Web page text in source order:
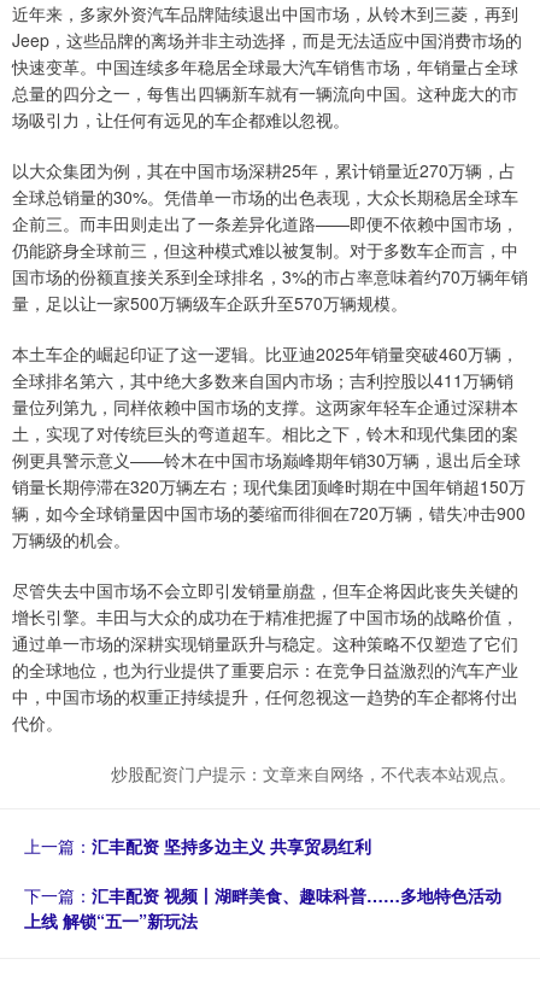
近年来，多家外资汽车品牌陆续退出中国市场，从铃木到三菱，再到
Jeep，这些品牌的离场并非主动选择，而是无法适应中国消费市场的
快速变革。中国连续多年稳居全球最大汽车销售市场，年销量占全球
总量的四分之一，每售出四辆新车就有一辆流向中国。这种庞大的市
场吸引力，让任何有远见的车企都难以忽视。
以大众集团为例，其在中国市场深耕25年，累计销量近270万辆，占
全球总销量的30%。凭借单一市场的出色表现，大众长期稳居全球车
企前三。而丰田则走出了一条差异化道路——即便不依赖中国市场，
仍能跻身全球前三，但这种模式难以被复制。对于多数车企而言，中
国市场的份额直接关系到全球排名，3%的市占率意味着约70万辆年销
量，足以让一家500万辆级车企跃升至570万辆规模。
本土车企的崛起印证了这一逻辑。比亚迪2025年销量突破460万辆，
全球排名第六，其中绝大多数来自国内市场；吉利控股以411万辆销
量位列第九，同样依赖中国市场的支撑。这两家年轻车企通过深耕本
土，实现了对传统巨头的弯道超车。相比之下，铃木和现代集团的案
例更具警示意义——铃木在中国市场巅峰期年销30万辆，退出后全球
销量长期停滞在320万辆左右；现代集团顶峰时期在中国年销超150万
辆，如今全球销量因中国市场的萎缩而徘徊在720万辆，错失冲击900
万辆级的机会。
尽管失去中国市场不会立即引发销量崩盘，但车企将因此丧失关键的
增长引擎。丰田与大众的成功在于精准把握了中国市场的战略价值，
通过单一市场的深耕实现销量跃升与稳定。这种策略不仅塑造了它们
的全球地位，也为行业提供了重要启示：在竞争日益激烈的汽车产业
中，中国市场的权重正持续提升，任何忽视这一趋势的车企都将付出
代价。
炒股配资门户提示：文章来自网络，不代表本站观点。
上一篇： 汇丰配资 坚持多边主义 共享贸易红利
下一篇： 汇丰配资 视频丨湖畔美食、趣味科普……多地特色活动
上线 解锁“五一”新玩法